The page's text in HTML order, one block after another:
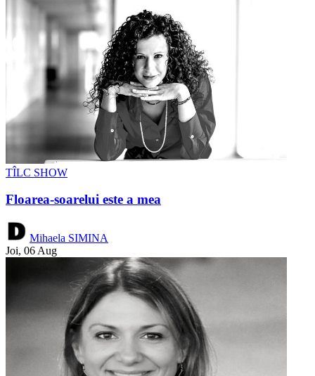
TÎLC SHOW
Floarea-soarelui este a mea
Mihaela SIMINA
Joi, 06 Aug